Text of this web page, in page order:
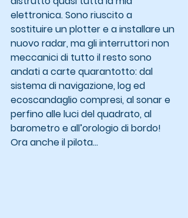
elettronica. Sono riuscito a
sostituire un plotter e a installare un
nuovo radar, ma gli interruttori non
meccanici di tutto il resto sono
andati a carte quarantotto: dal
sistema di navigazione, log ed
ecoscandaglio compresi, al sonar e
perfino alle luci del quadrato, al
barometro e all’orologio di bordo!
Ora anche il pilota…